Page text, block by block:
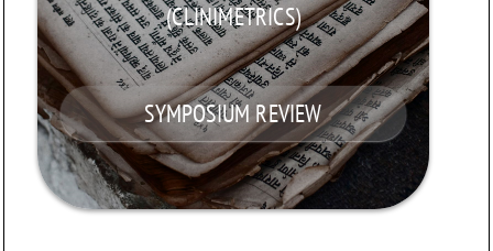
(CLINIMETRICS)
SYMPOSIUM REVIEW